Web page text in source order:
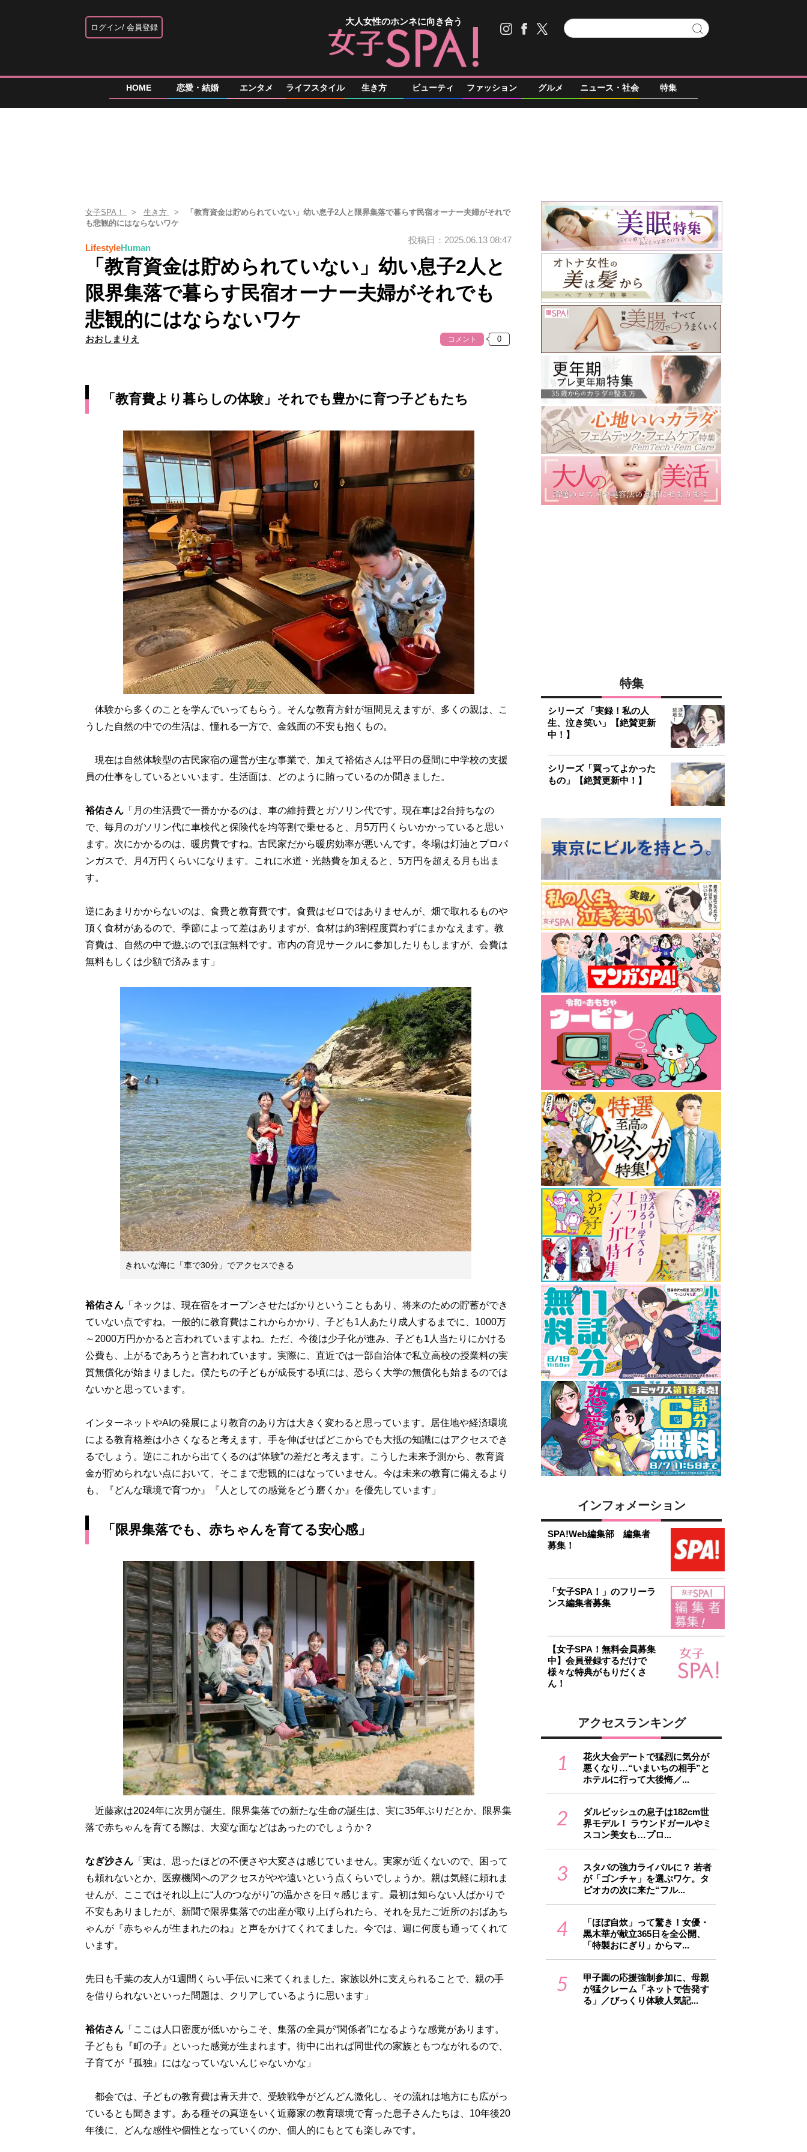
ログイン 会員登録
大人女性のホンネに向き合う
HOME 恋愛・結婚 エンタメ ライフスタイル 生き方 ビューティ ファッション グルメ ニュース・社会 特集
女子SPA！ 生き方
「教育資金は貯められていない」幼い息子2人と限界集落で暮らす民宿オーナー夫婦がそれで
も悲観的にはならないワケ
LifestyleHuman
投稿日：2025.06.13 08:47
「教育資金は貯められていない」幼い息子2人と
限界集落で暮らす民宿オーナー夫婦がそれでも
悲観的にはならないワケ
おおしまりえ コメント
「教育費より暮らしの体験」それでも豊かに育つ子どもたち
体験から多くのことを学んでいってもらう。そんな教育方針が垣間見えますが、多くの親は、こ
うした自然の中での生活は、憧れる一方で、金銭面の不安も抱くもの。
現在は自然体験型の古民家宿の運営が主な事業で、加えて裕佑さんは平日の昼間に中学校の支援
員の仕事をしているといいます。生活面は、どのように賄っているのか聞きました。
裕佑さん 「月の生活費で一番かかるのは、車の維持費とガソリン代です。現在車は2台持ちなの
で、毎月のガソリン代に車検代と保険代を均等割で乗せると、月5万円くらいかかっていると思い
ます。次にかかるのは、暖房費ですね。古民家だから暖房効率が悪いんです。冬場は灯油とプロパ
ンガスで、月4万円くらいになります。これに水道・光熱費を加えると、5万円を超える月も出ま
す。
逆にあまりかからないのは、食費と教育費です。食費はゼロではありませんが、畑で取れるものや
頂く食材があるので、季節によって差はありますが、食材は約3割程度買わずにまかなえます。教
育費は、自然の中で遊ぶのでほぼ無料です。市内の育児サークルに参加したりもしますが、会費は
無料もしくは少額で済みます」
きれいな海に「車で30分」でアクセスできる
裕佑さん 「ネックは、現在宿をオープンさせたばかりということもあり、将来のための貯蓄ができ
ていない点ですね。一般的に教育費はこれからかかり、子ども1人あたり成人するまでに、1000万
～2000万円かかると言われていますよね。ただ、今後は少子化が進み、子ども1人当たりにかける
公費も、上がるであろうと言われています。実際に、直近では一部自治体で私立高校の授業料の実
質無償化が始まりました。僕たちの子どもが成長する頃には、恐らく大学の無償化も始まるのでは
ないかと思っています。
インターネットやAIの発展により教育のあり方は大きく変わると思っています。居住地や経済環境
による教育格差は小さくなると考えます。手を伸ばせばどこからでも大抵の知識にはアクセスでき
るでしょう。逆にこれから出てくるのは“体験”の差だと考えます。こうした未来予測から、教育資
金が貯められない点において、そこまで悲観的にはなっていません。今は未来の教育に備えるより
も、『どんな環境で育つか』『人としての感覚をどう磨くか』を優先しています」
「限界集落でも、赤ちゃんを育てる安心感」
近藤家は2024年に次男が誕生。限界集落での新たな生命の誕生は、実に35年ぶりだとか。限界集
落で赤ちゃんを育てる際は、大変な面などはあったのでしょうか？
なぎ沙さん 「実は、思ったほどの不便さや大変さは感じていません。実家が近くないので、困って
も頼れないとか、医療機関へのアクセスがやや遠いという点くらいでしょうか。親は気軽に頼れま
せんが、ここではそれ以上に“人のつながり”の温かさを日々感じます。最初は知らない人ばかりで
不安もありましたが、新聞で限界集落での出産が取り上げられたら、それを見たご近所のおばあち
ゃんが『赤ちゃんが生まれたのね』と声をかけてくれてました。今では、週に何度も通ってくれて
います。
先日も千葉の友人が1週間くらい手伝いに来てくれました。家族以外に支えられることで、親の手
を借りられないといった問題は、クリアしているように思います」
裕佑さん 「ここは人口密度が低いからこそ、集落の全員が“関係者”になるような感覚があります。
子どもも『町の子』といった感覚が生まれます。街中に出れば同世代の家族ともつながれるので、
子育てが『孤独』にはなっていないんじゃないかな」
都会では、子どもの教育費は青天井で、受験戦争がどんどん激化し、その流れは地方にも広がっ
ているとも聞きます。ある種その真逆をいく近藤家の教育環境で育った息子さんたちは、10年後20
年後に、どんな感性や個性となっていくのか、個人的にもとても楽しみです。
特集
シリーズ 「実録！私の人
生、泣き笑い」【絶賛更新
中！】
シリーズ「買ってよかった
もの」【絶賛更新中！】
インフォメーション
SPA!Web編集部 編集者
募集！
「女子SPA！」のフリーラ
ンス編集者募集
【女子SPA！無料会員募集
中】会員登録するだけで
様々な特典がもりだくさ
ん！
アクセスランキング
1
花火大会デートで猛烈に気分が
悪くなり…“いまいちの相手”と
ホテルに行って大後悔／...
2
ダルビッシュの息子は182cm世
界モデル！ ラウンドガールやミ
スコン美女も…プロ...
3
スタバの強力ライバルに？ 若者
が「ゴンチャ」を選ぶワケ。タ
ピオカの次に来た“フル...
4
「ほぼ自炊」って驚き！女優・
黒木華が献立365日を全公開、
「特製おにぎり」からマ...
5
甲子園の応援強制参加に、母親
が猛クレーム「ネットで告発す
る」／びっくり体験人気記...